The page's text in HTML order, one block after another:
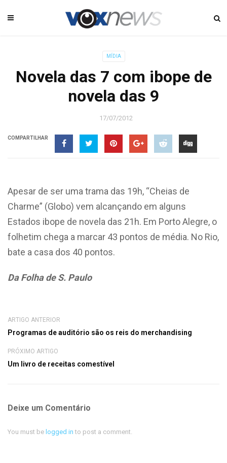
MÍDIA
Novela das 7 com ibope de
novela das 9
17/07/2012
COMPARTILHAR
Apesar de ser uma trama das 19h, “Cheias de
Charme” (Globo) vem alcançando em alguns
Estados ibope de novela das 21h. Em Porto Alegre, o
folhetim chega a marcar 43 pontos de média. No Rio,
bate a casa dos 40 pontos.
Da Folha de S. Paulo
ARTIGO ANTERIOR
Programas de auditório são os reis do merchandising
PRÓXIMO ARTIGO
Um livro de receitas comestível
Deixe um Comentário
You must be logged in to post a comment.